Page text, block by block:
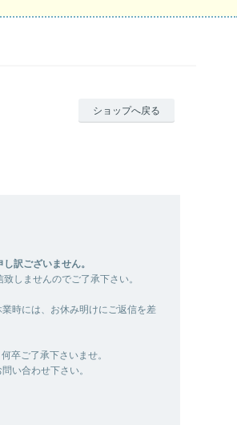
ショップへ戻る
訳ございません。
しませんのでご了承下さい。
時には、お休み明けにご返信を差
卒ご了承下さいませ。
い合わせ下さい。